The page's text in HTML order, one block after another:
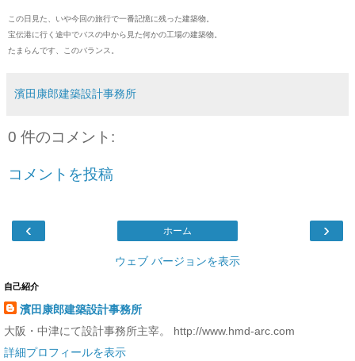
この日見た、いや今回の旅行で一番記憶に残った建築物。
宝伝港に行く途中でバスの中から見た何かの工場の建築物。
たまらんです、このバランス。
濱田康郎建築設計事務所
0 件のコメント:
コメントを投稿
‹ ›
ホーム
ウェブ バージョンを表示
自己紹介
濱田康郎建築設計事務所
大阪・中津にて設計事務所主宰。 http://www.hmd-arc.com
詳細プロフィールを表示